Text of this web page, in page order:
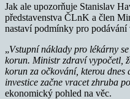
Jak ale upozorňuje Stanislav
představenstva ČLnK a člen
nastaví podmínky pro podávání
„Vstupní náklady pro lékárny
korun. Ministr zdraví vypočetl,
korun za očkování, kterou
investice začne vracet zhruba
ekonomický pohled na věc.